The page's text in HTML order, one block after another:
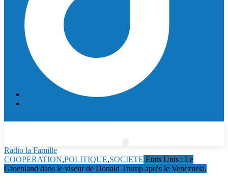
Radio la Famille
COOPERATION,POLITIQUE,SOCIETE Etats Unis : Le
Groenland dans le viseur de Donald Trump après le Venezuela.